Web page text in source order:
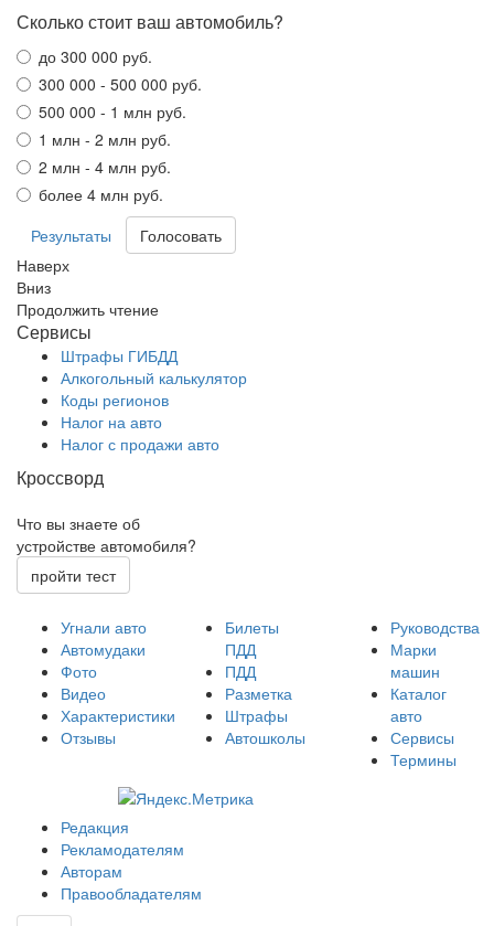
Сколько стоит ваш автомобиль?
до 300 000 руб.
300 000 - 500 000 руб.
500 000 - 1 млн руб.
1 млн - 2 млн руб.
2 млн - 4 млн руб.
более 4 млн руб.
Результаты
Наверх
Вниз
Продолжить чтение
Сервисы
Штрафы ГИБДД
Алкогольный калькулятор
Коды регионов
Налог на авто
Налог с продажи авто
Кроссворд
Что вы знаете об
устройстве автомобиля?
пройти тест
Угнали авто
Автомудаки
Фото
Видео
Характеристики
Отзывы
Билеты
ПДД
ПДД
Разметка
Штрафы
Автошколы
Руководства
Марки
машин
Каталог
авто
Сервисы
Термины
Редакция
Рекламодателям
Авторам
Правообладателям